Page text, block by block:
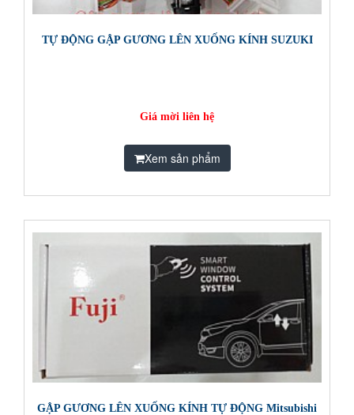
TỰ ĐỘNG GẬP GƯƠNG LÊN XUỐNG KÍNH SUZUKI
Giá mời liên hệ
Xem sản phẩm
GẬP GƯƠNG LÊN XUỐNG KÍNH TỰ ĐỘNG Mitsubishi